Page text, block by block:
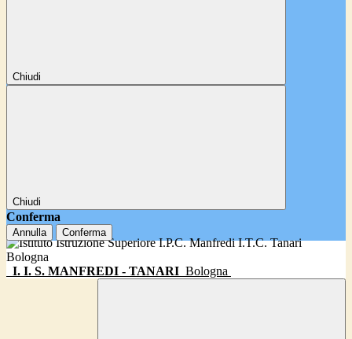
Chiudi
Chiudi
Conferma
Annulla Conferma
I. I. S. MANFREDI - TANARI Bologna